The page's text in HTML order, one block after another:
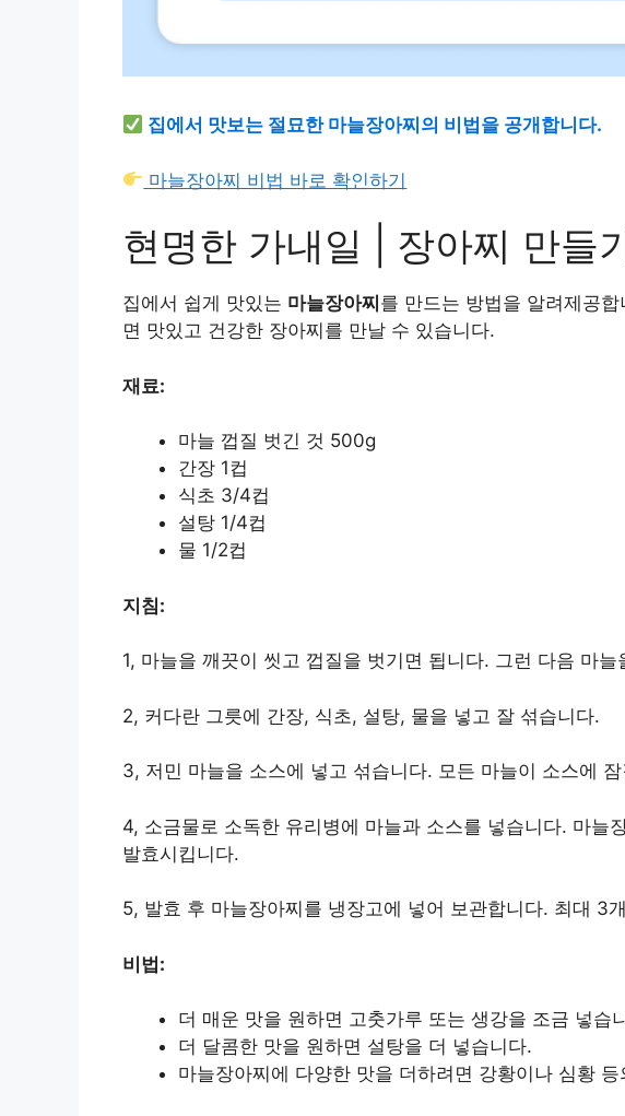
집에서 맛보는 절묘한 마늘장아찌의 비법을 공개합니다.
마늘장아찌 비법 바로 확인하기
현명한 가내일 | 장아찌 만들
집에서 쉽게 맛있는 마늘장아찌 를 만드는 방법을 알려제공
면 맛있고 건강한 장아찌를 만날 수 있습니다.
재료:
마늘 껍질 벗긴 것 500g
간장 1컵
식초 3/4컵
설탕 1/4컵
물 1/2컵
지침:
1, 마늘을 깨끗이 씻고 껍질을 벗기면 됩니다. 그런 다음 마
2, 커다란 그릇에 간장, 식초, 설탕, 물을 넣고 잘 섞습니다.
3, 저민 마늘을 소스에 넣고 섞습니다. 모든 마늘이 소스에
4, 소금물로 소독한 유리병에 마늘과 소스를 넣습니다. 마늘
발효시킵니다.
5, 발효 후 마늘장아찌를 냉장고에 넣어 보관합니다. 최대 3
비법:
더 매운 맛을 원하면 고춧가루 또는 생강을 조금 넣습
더 달콤한 맛을 원하면 설탕을 더 넣습니다.
마늘장아찌에 다양한 맛을 더하려면 강황이나 심황